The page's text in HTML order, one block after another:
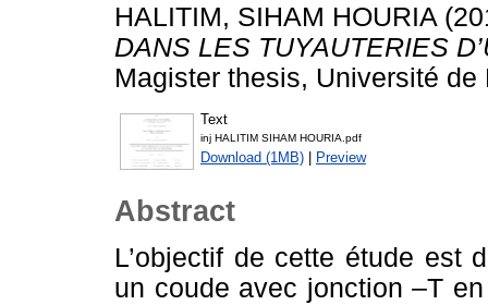
HALITIM, SIHAM HOURIA
DANS LES TUYAUTERIES
Magister thesis, Université de
Text
inj HALITIM SIHAM HOURIA.pdf
Download (1MB) | Preview
Abstract
L’objectif de cette étude est
un coude avec jonction –T